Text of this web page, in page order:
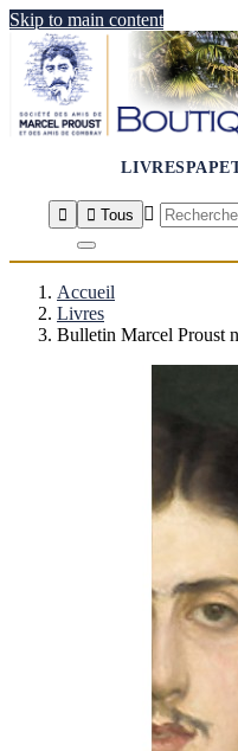
Skip to main content
LIVRES

 Tous 
Accueil
Livres
Bulletin Marcel Proust